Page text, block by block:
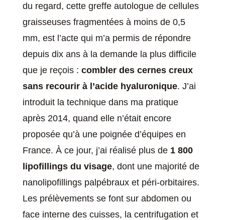
du regard, cette greffe autologue de cellules
graisseuses fragmentées à moins de 0,5
mm, est l’acte qui m’a permis de répondre
depuis dix ans à la demande la plus difficile
que je reçois : combler des cernes creux
sans recourir à l’acide hyaluronique. J’ai
introduit la technique dans ma pratique
après 2014, quand elle n’était encore
proposée qu’à une poignée d’équipes en
France. À ce jour, j’ai réalisé plus de 1 800
lipofillings du visage, dont une majorité de
nanolipofillings palpébraux et péri-orbitaires.
Les prélèvements se font sur abdomen ou
face interne des cuisses, la centrifugation et